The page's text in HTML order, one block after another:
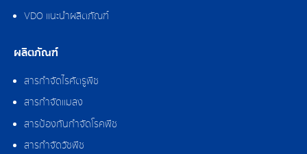
VDO แนะนำผลิตภัณฑ์
ผลิตภัณฑ์
สารกำจัดไรศัตรูพืช
สารกำจัดแมลง
สารป้องกันกำจัดโรคพืช
สารกำจัดวัชพืช